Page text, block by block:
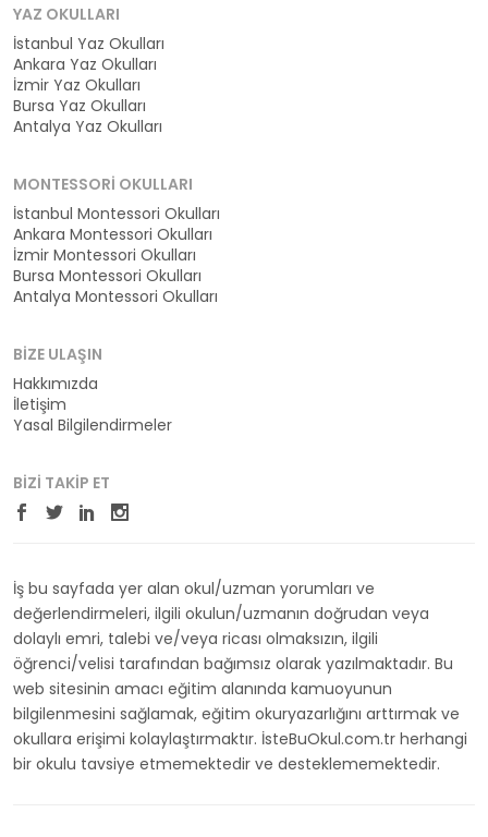
YAZ OKULLARI
İstanbul Yaz Okulları
Ankara Yaz Okulları
İzmir Yaz Okulları
Bursa Yaz Okulları
Antalya Yaz Okulları
MONTESSORI OKULLARI
İstanbul Montessori Okulları
Ankara Montessori Okulları
İzmir Montessori Okulları
Bursa Montessori Okulları
Antalya Montessori Okulları
BIZE ULAŞIN
Hakkımızda
İletişim
Yasal Bilgilendirmeler
BIZI TAKIP ET
İş bu sayfada yer alan okul/uzman yorumları ve
değerlendirmeleri, ilgili okulun/uzmanın doğrudan veya
dolaylı emri, talebi ve/veya ricası olmaksızın, ilgili
öğrenci/velisi tarafından bağımsız olarak yazılmaktadır. Bu
web sitesinin amacı eğitim alanında kamuoyunun
bilgilenmesini sağlamak, eğitim okuryazarlığını arttırmak ve
okullara erişimi kolaylaştırmaktır. İsteBuOkul.com.tr herhangi
bir okulu tavsiye etmemektedir ve desteklememektedir.